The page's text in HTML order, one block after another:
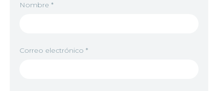
Nombre *
Correo electrónico *